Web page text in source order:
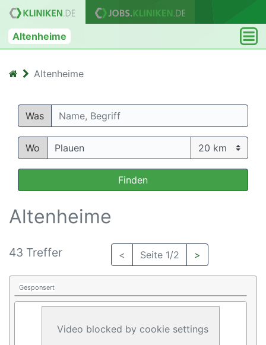
Altenheime
Altenheime
Was
Wo
Finden
Altenheime
43 Treffer < Seite 1/2 >
Gesponsert
Video blocked by cookie settings